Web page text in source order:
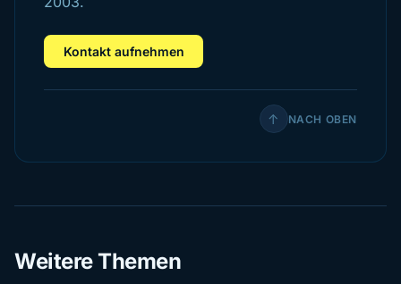
Kontakt aufnehmen
↑ NACH OBEN
Weitere Themen